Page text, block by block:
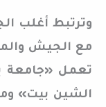
وترتبط أغلب
مع الجيش
تعمل «جامعة
الشين بيت»